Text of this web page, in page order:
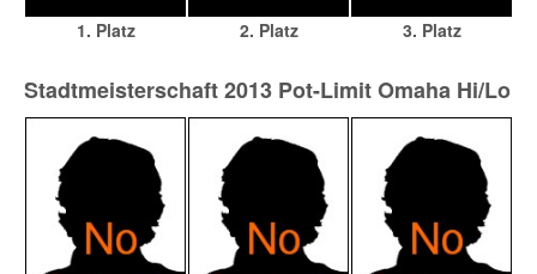
1. Platz 2. Platz 3. Platz
Stadtmeisterschaft 2013 Pot-Limit Omaha Hi/Lo